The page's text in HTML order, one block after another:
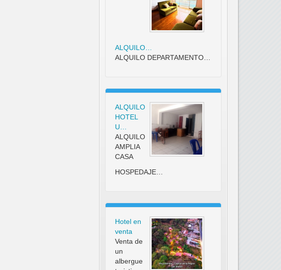
ALQUILO…
ALQUILO DEPARTAMENTO…
ALQUILO
HOTEL
U…
ALQUILO
AMPLIA
CASA
HOSPEDAJE…
Hotel en
venta
Venta de
un
albergue